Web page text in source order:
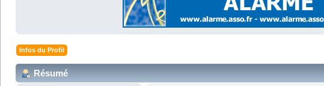
Infos du Profil
Résumé